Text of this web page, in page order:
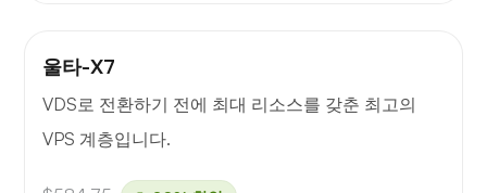
울타-X7
VDS로 전환하기 전에 최대 리소스를 갖춘 최고의
VPS 계층입니다.